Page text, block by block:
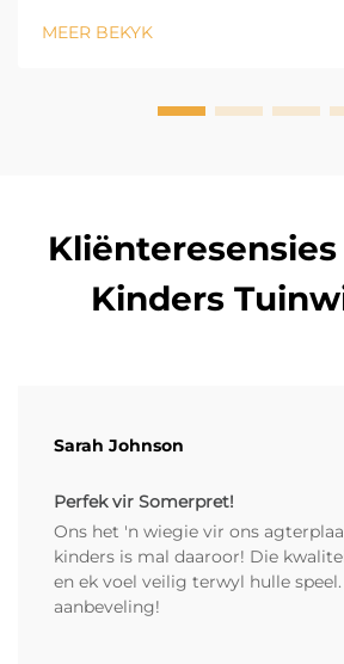
sal dele van die eetversameling aan
MEER BEKYK
Kliënteresensies
Kinders
Sarah Johnson
Perfek vir Somerpret!
Ons het 'n wiegie vir ons
kinders is mal daaroor! Die
en ek voel veilig terwyl hulle
aanbeveling!